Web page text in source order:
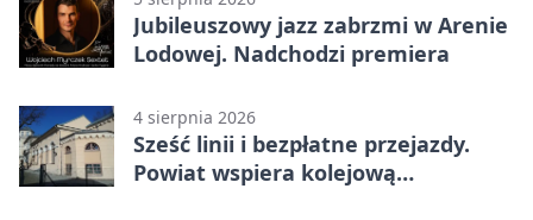
Jubileuszowy jazz zabrzmi w Arenie
Lodowej. Nadchodzi premiera
4 sierpnia 2026
Sześć linii i bezpłatne przejazdy.
Powiat wspiera kolejową